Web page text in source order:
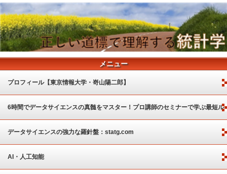
メニュー
プロフィール【東京情報大学・嵜山陽二郎】
6時間でデータサイエンスの真髄をマスター！プロ講師のセミナーで学ぶ最短ル
ート
データサイエンスの強力な羅針盤：statg.com
AI・人工知能